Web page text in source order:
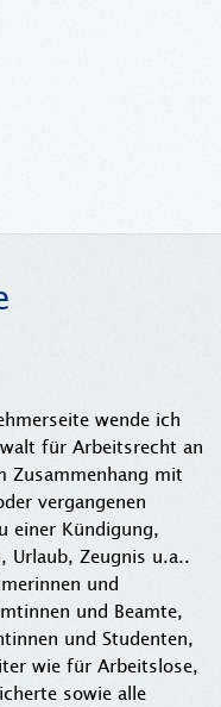
wende ich
für Arbeitsrecht an
Zusammenhang mit
vergangenen
einer Kündigung,
Urlaub, Zeugnis u.a..
und
und Beamte,
und Studenten,
wie für Arbeitslose,
sowie alle